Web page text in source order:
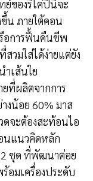
ย์ของรีโค่ปีนี้จะ
น ภายใต้คอน
อการฟื้นคืนชีพ
วมใส่ได้ง่ายแต่ยัง
เส้นใย
ที่ผลิตจากการ
งน้อย 60% มาส
ดจะต้องสะท้อนไอ
นแนวคิดหลัก
2 ชุด ที่พัฒนาต่อย
อมเครื่องประดับ